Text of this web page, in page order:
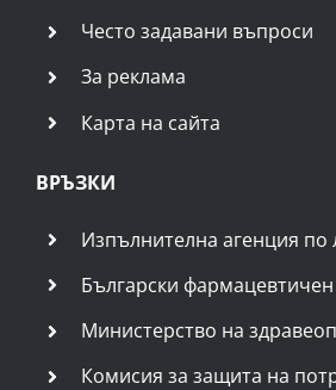
Често задавани въпроси
За реклама
Карта на сайта
ВРЪЗКИ
Изпълнителна агенция по
Български
Министерство на
Комисия за защита на